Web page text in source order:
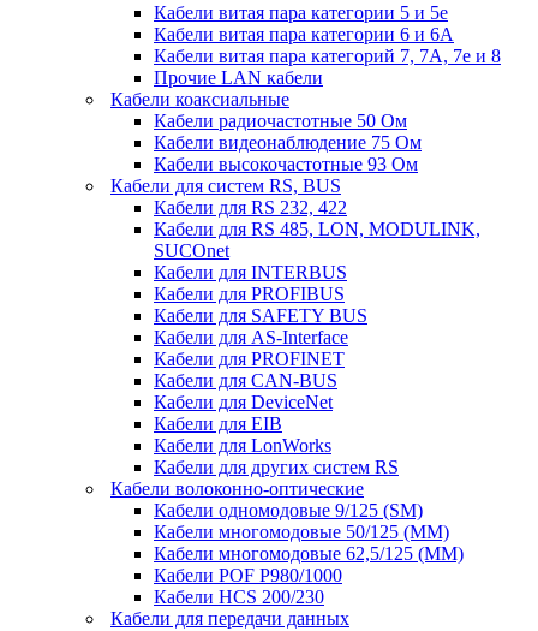
Кабели витая пара категории 5 и 5е
Кабели витая пара категории 6 и 6A
Кабели витая пара категорий 7, 7А, 7е и 8
Прочие LAN кабели
Кабели коаксиальные
Кабели радиочастотные 50 Ом
Кабели видеонаблюдение 75 Ом
Кабели высокочастотные 93 Ом
Кабели для систем RS, BUS
Кабели для RS 232, 422
Кабели для RS 485, LON, MODULINK,
SUCOnet
Кабели для INTERBUS
Кабели для PROFIBUS
Кабели для SAFETY BUS
Кабели для AS-Interface
Кабели для PROFINET
Кабели для CAN-BUS
Кабели для DeviceNet
Кабели для EIB
Кабели для LonWorks
Кабели для других систем RS
Кабели волоконно-оптические
Кабели одномодовые 9/125 (SM)
Кабели многомодовые 50/125 (ММ)
Кабели многомодовые 62,5/125 (ММ)
Кабели POF P980/1000
Кабели HCS 200/230
Кабели для передачи данных